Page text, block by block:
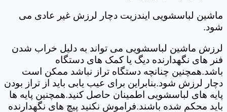
ماشین لباسشویی ایندزیت دچار لرزش غیر عادی می
شود.
لرزش ماشین لباسشویی می تواند به دلیل خراب شدن
فنر های نگهدارنده دیگ یا کمک های دستگاه
باشد.همچنین چنانچه دستگاه تراز نباشد ممکن است
دچار لرزش شود.بنابراین برای عیب یابی باید از تراز بودن
پایه های لباسشویی اطمینان حاصل کنید.همچنین پایه ها
باید محکم شده باشند.فراموش نکنید پیچ های نگهدارنده